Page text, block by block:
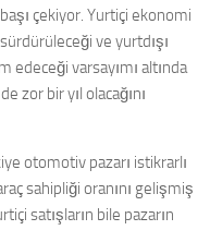
çekiyor. Yurtiçi ekonomi
ve yurtdışı
varsayımı altında
zor bir yıl olacağını
otomotiv pazarı istikrarlı
sahipliği oranını gelişmiş
satışların bile pazarın